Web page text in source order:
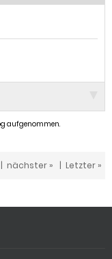
aufgenommen.
| nächster » | Letzter »